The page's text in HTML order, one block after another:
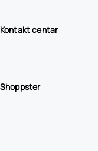
Kontakt centar
Shoppster